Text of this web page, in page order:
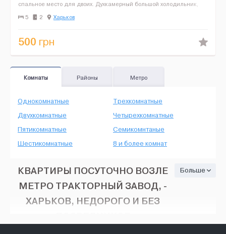
спальное место для двоих. Духкамерный большой холодильник,
три телевизора, стиральная машина, микроволновая печь. Фо...
5 2 Харьков
500 грн
Комнаты Районы Метро
Однокомнатные
Двухкомнатные
Трехкомнатные
Четырехкомнатные
Пятикомнатные
Шестикомнатные
Семикомнтаные
8 и более комнат
КВАРТИРЫ ПОСУТОЧНО ВОЗЛЕ
МЕТРО ТРАКТОРНЫЙ ЗАВОД, -
ХАРЬКОВ, НЕДОРОГО И БЕЗ
Больше